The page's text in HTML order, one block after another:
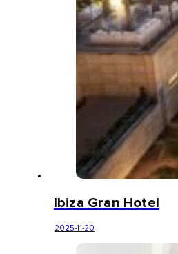
Ibiza Gran Hotel
2025-11-20